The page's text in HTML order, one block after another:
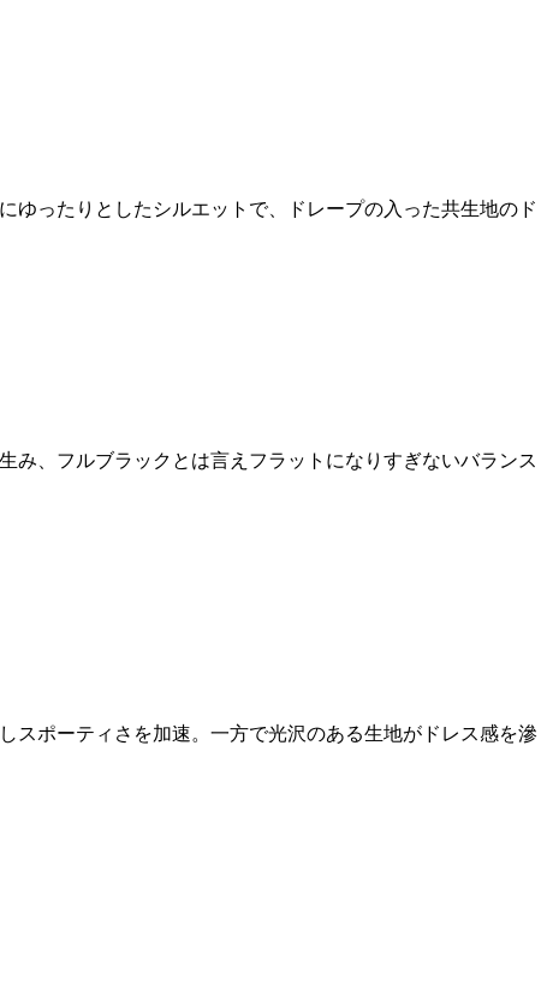
ゆったりとしたシルエットで、ドレープの入った共生地のド
み、フルブラックとは言えフラットになりすぎないバランス
スポーティさを加速。一方で光沢のある生地がドレス感を滲